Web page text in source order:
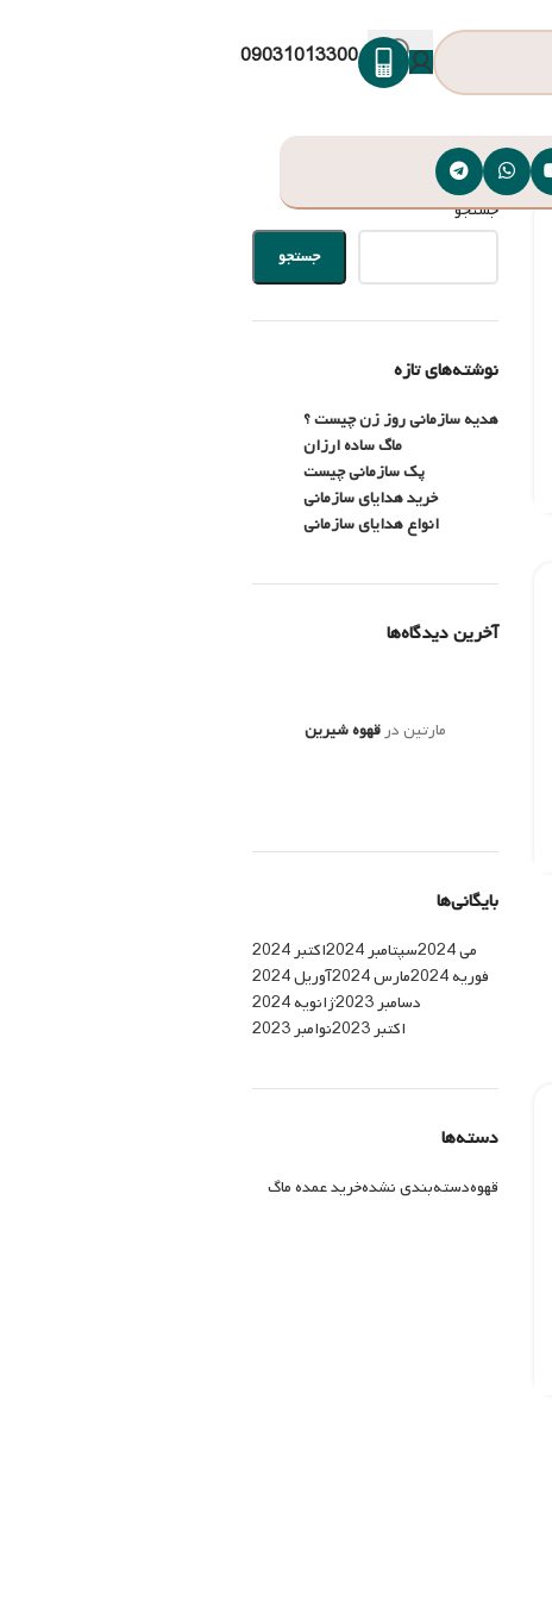
09031013300
جستجو
جستجو
نوشته‌های تازه
هدیه سازمانی روز زن چیست ؟
ماگ ساده ارزان
پک سازمانی چیست
خرید هدایای سازمانی
انواع هدایای سازمانی
آخرین دیدگاه‌ها
مارتیندر قهوه شیرین
بایگانی‌ها
اکتبر 2024 سپتامبر 2024
می 2024
آوریل 2024
مارس 2024
فوریه 2024
ژانویه 2024
دسامبر 2023
نوامبر 2023
اکتبر 2023
دسته‌ها
خرید عمده ماگدسته‌بندی نشدهقهوه